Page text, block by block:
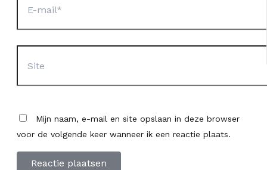
mail*
Mijn naam, e-mail en site opslaan in deze browser
voor de volgende keer wanneer ik een reactie plaats.